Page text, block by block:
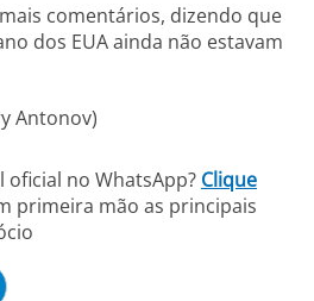
comentários, dizendo que
dos EUA ainda não estavam
Antonov)
oficial no WhatsApp? Clique
primeira mão as principais